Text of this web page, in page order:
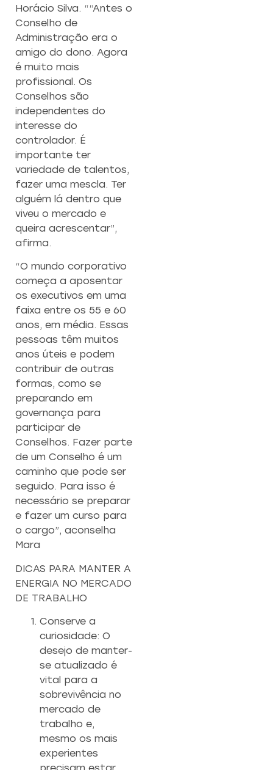
Horácio Silva. ““Antes o
Conselho de
Administração era o
amigo do dono. Agora
é muito mais
profissional. Os
Conselhos são
independentes do
interesse do
controlador. É
importante ter
variedade de talentos,
fazer uma mescla. Ter
alguém lá dentro que
viveu o mercado e
queira acrescentar”,
afirma.
“O mundo corporativo
começa a aposentar
os executivos em uma
faixa entre os 55 e 60
anos, em média. Essas
pessoas têm muitos
anos úteis e podem
contribuir de outras
formas, como se
preparando em
governança para
participar de
Conselhos. Fazer parte
de um Conselho é um
caminho que pode ser
seguido. Para isso é
necessário se preparar
e fazer um curso para
o cargo”, aconselha
Mara
DICAS PARA MANTER A
ENERGIA NO MERCADO
DE TRABALHO
Conserve a
curiosidade: O
desejo de manter-
se atualizado é
vital para a
sobrevivência no
mercado de
trabalho e,
mesmo os mais
experientes